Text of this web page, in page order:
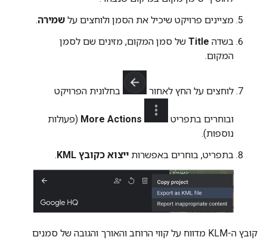
מציינים פרויקט שיכיל את הסמן ולוחצים על שמירה.
בשדה Title של סמן המקום, מזינים שם לסמן
המקום.
לוחצים על החץ לאחור בחלונית הפרויקט
ובוחרים בתפריט More Actions (פעולות
נוספות).
בתפריט, בוחרים באפשרות ייצוא כקובץ KML .
קובץ ה-KLM מדווח על קווי הרוחב והאורך והגובה של סמנים